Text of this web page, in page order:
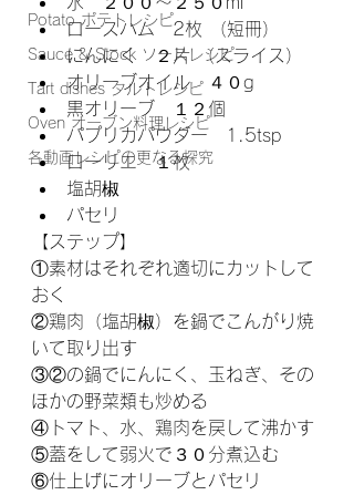
Potato ポテトレシピ
Sauce & Stock ソースレシピ
Tart dishes タルトレシピ
Oven オーブン料理レシピ
各動画レシピの更なる探究
ロースハム　2枚 （短冊）
にんにく　２片 （スライス）
オリーブオイル　４０g
黒オリーブ　１２個
パプリカパウダー　1.5tsp
ローリエ　１枚
塩胡椒
パセリ
【ステップ】
①素材はそれぞれ適切にカットして
おく
②鶏肉（塩胡椒）を鍋でこんがり焼
いて取り出す
③②の鍋でにんにく、玉ねぎ、その
ほかの野菜類も炒める
④トマト、水、鶏肉を戻して沸かす
⑤蓋をして弱火で３０分煮込む
⑥仕上げにオリーブとパセリ